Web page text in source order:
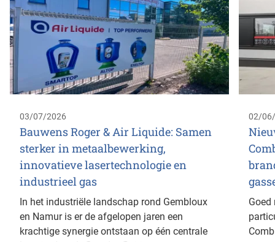
03/07/2026
Bauwens Roger & Air Liquide: Samen
sterker in metaalbewerking,
innovatieve lasertechnologie en
industrieel gas
In het industriële landschap rond Gembloux
en Namur is er de afgelopen jaren een
krachtige synergie ontstaan op één centrale
02/
Goed